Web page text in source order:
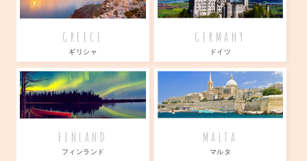
GREECE
ギリシャ
GERMANY
ドイツ
FINLAND
フィンランド
MALTA
マルタ